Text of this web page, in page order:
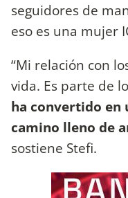
seguidores de
eso es una mujer
“Mi relación con
vida. Es parte de
ha convertido en
camino lleno de
sostiene Stefi.